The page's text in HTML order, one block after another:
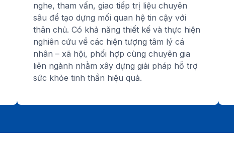
nghe, tham vấn, giao tiếp trị liệu chuyên
sâu để tạo dựng mối quan hệ tin cậy với
thân chủ. Có khả năng thiết kế và thực hiện
nghiên cứu về các hiện tượng tâm lý cá
nhân – xã hội, phối hợp cùng chuyên gia
liên ngành nhằm xây dựng giải pháp hỗ trợ
sức khỏe tinh thần hiệu quả.